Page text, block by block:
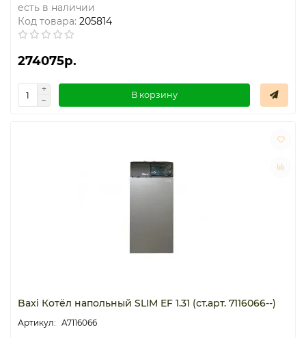
есть в наличии
Код товара: 205814
274075р.
В корзину
Baxi Котёл напольный SLIM EF 1.31 (ст.арт. 7116066--)
A7116066